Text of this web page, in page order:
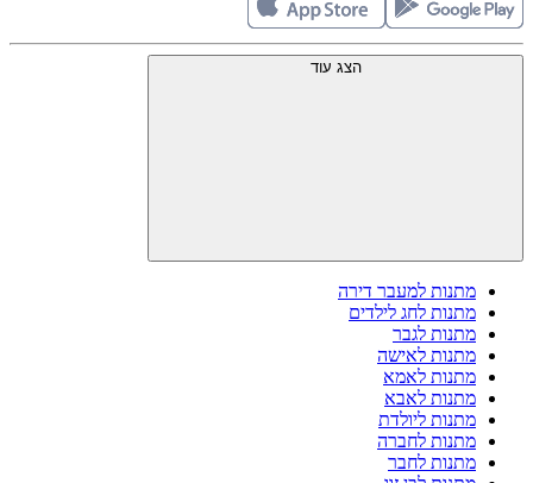
הצג עוד
מתנות למעבר דירה
מתנות לחג לילדים
מתנות לגבר
מתנות לאישה
מתנות לאמא
מתנות לאבא
מתנות ליולדת
מתנות לחברה
מתנות לחבר